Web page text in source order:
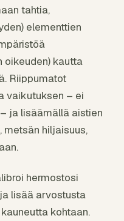
tahtia,
elementtien
oikeuden) kautta
Riippumatot
vaikutuksen – ei
ja lisäämällä aistien
hiljaisuus,
hermostosi
lisää arvostusta
kohtaan.